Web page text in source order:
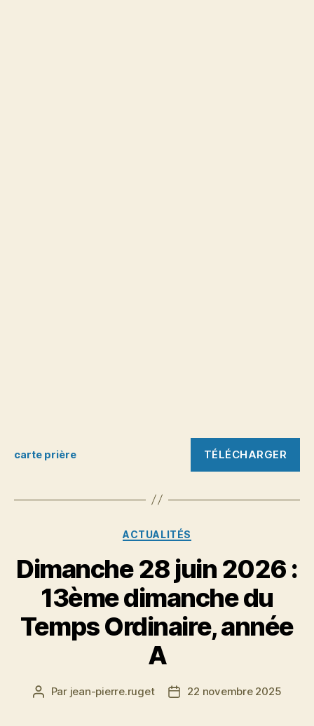
carte prière TÉLÉCHARGER
Catégories
ACTUALITÉS
Dimanche 28 juin 2026 :
13ème dimanche du
Temps Ordinaire, année
A
Auteur
Par jean-pierre.ruget
Date22 novembre 2025